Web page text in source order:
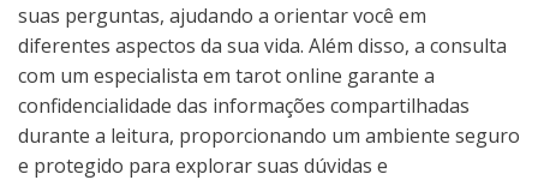
suas perguntas, ajudando a orientar você em
diferentes aspectos da sua vida. Além disso, a consulta
com um especialista em tarot online garante a
confidencialidade das informações compartilhadas
durante a leitura, proporcionando um ambiente seguro
e protegido para explorar suas dúvidas e